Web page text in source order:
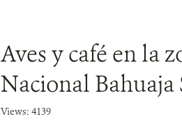
Aves y café en la
Nacional Bahuaja
Views: 4139